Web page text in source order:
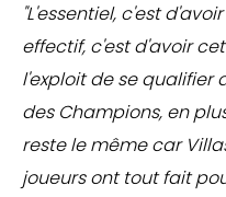
"L'essentiel, c'est
effectif, c'est d'avoir
l'exploit de se qualifier
des Champions, en
reste le même car
joueurs ont tout fait